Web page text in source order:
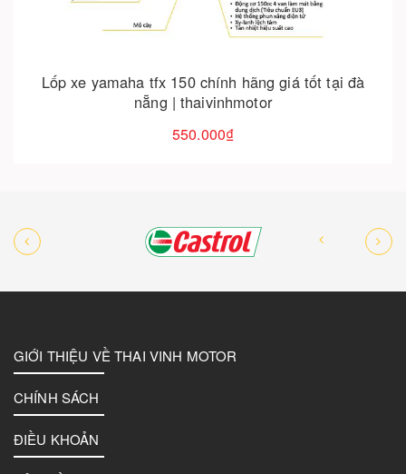
Lốp dunlop scootsmart 2 cho xe honda sh chính
hãng giá tốt
1.483.000₫
GIỚI THIỆU VỀ THAI VINH MOTOR
CHÍNH SÁCH
ĐIỀU KHOẢN